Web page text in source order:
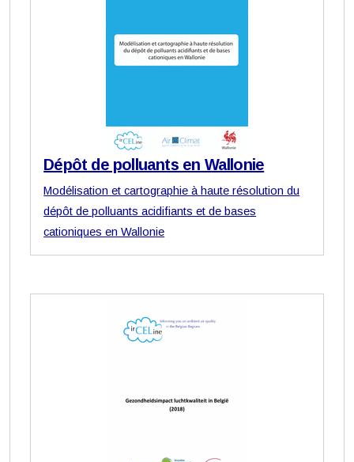
Dépôt de polluants en Wallonie
Modélisation et cartographie à haute résolution du
dépôt de polluants acidifiants et de bases
cationiques en Wallonie